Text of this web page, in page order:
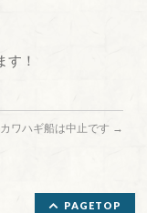
す！
ワハギ船は中止です →
PAGETOP